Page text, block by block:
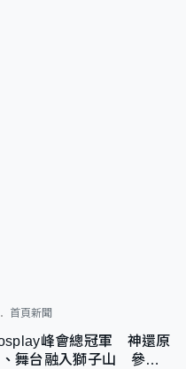
首頁新聞
峰會總冠軍 神還原
、舞台融入獅子山 參賽